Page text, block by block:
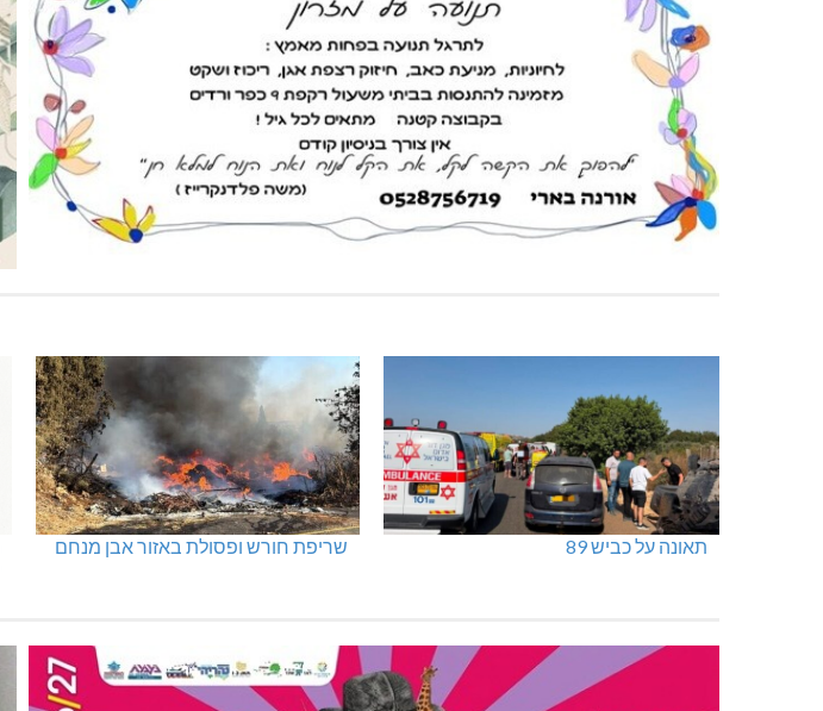
תאונה על כביש 89 שריפת חורש ופסולת באזור אבן מנחם